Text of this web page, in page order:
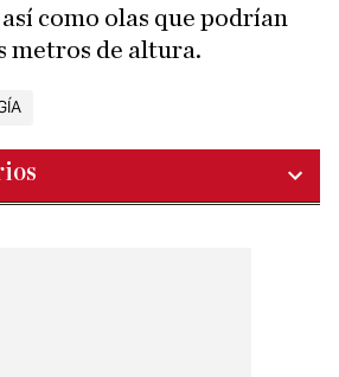
como olas que podrían
metros de altura.